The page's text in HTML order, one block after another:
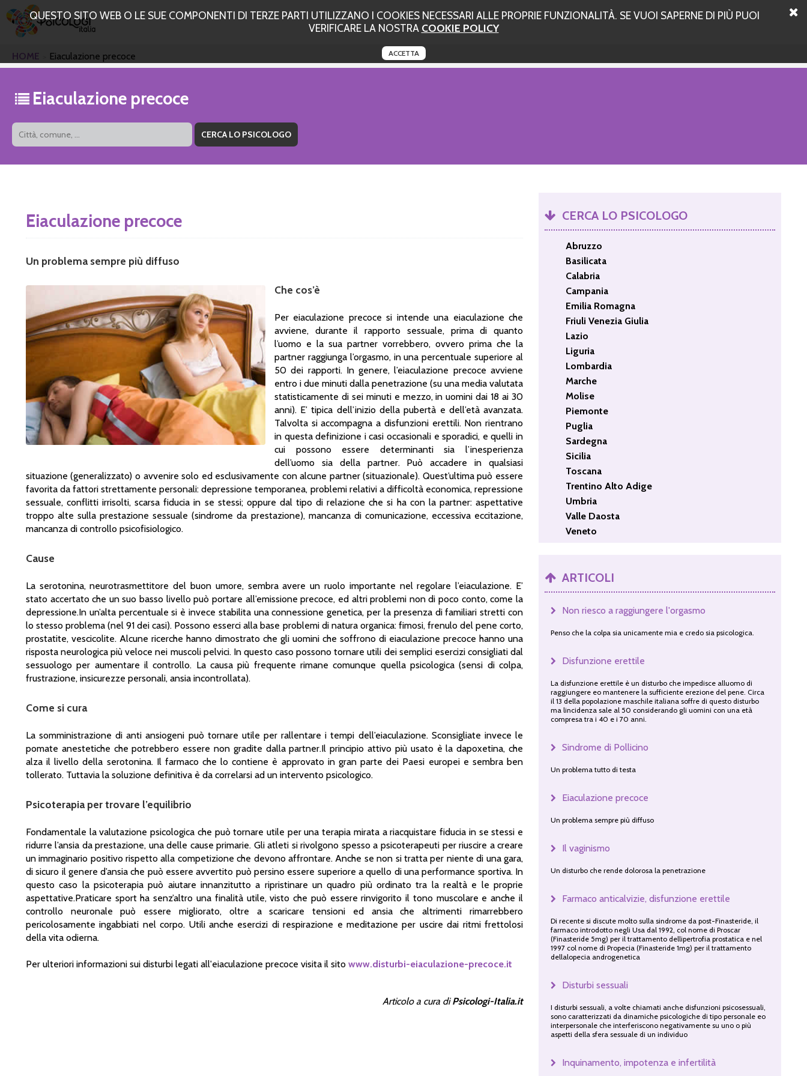
QUESTO SITO WEB O LE SUE COMPONENTI DI TERZE PARTI UTILIZZANO I COOKIES NECESSARI ALLE PROPRIE FUNZIONALITÀ. SE VUOI SAPERNE DI PIÙ PUOI
VERIFICARE LA NOSTRA COOKIE POLICY
ACCETTA
HOME Eiaculazione precoce
Eiaculazione precoce
Eiaculazione precoce
Un problema sempre più diffuso
Che cos’è
Per eiaculazione precoce si intende una eiaculazione che
avviene, durante il rapporto sessuale, prima di quanto
l’uomo e la sua partner vorrebbero, ovvero prima che la
partner raggiunga l’orgasmo, in una percentuale superiore al
50 dei rapporti. In genere, l’eiaculazione precoce avviene
entro i due minuti dalla penetrazione (su una media valutata
statisticamente di sei minuti e mezzo, in uomini dai 18 ai 30
anni). E’ tipica dell’inizio della pubertà e dell’età avanzata.
Talvolta si accompagna a disfunzioni erettili. Non rientrano
in questa definizione i casi occasionali e sporadici, e quelli in
cui possono essere determinanti sia l’inesperienza
dell’uomo sia della partner. Può accadere in qualsiasi
situazione (generalizzato) o avvenire solo ed esclusivamente con alcune partner (situazionale). Quest’ultima può essere
favorita da fattori strettamente personali: depressione temporanea, problemi relativi a difficoltà economica, repressione
sessuale, conflitti irrisolti, scarsa fiducia in se stessi; oppure dal tipo di relazione che si ha con la partner: aspettative
troppo alte sulla prestazione sessuale (sindrome da prestazione), mancanza di comunicazione, eccessiva eccitazione,
mancanza di controllo psicofisiologico.
Cause
La serotonina, neurotrasmettitore del buon umore, sembra avere un ruolo importante nel regolare l’eiaculazione. E’
stato accertato che un suo basso livello può portare all’emissione precoce, ed altri problemi non di poco conto, come la
depressione.In un’alta percentuale si è invece stabilita una connessione genetica, per la presenza di familiari stretti con
lo stesso problema (nel 91 dei casi). Possono esserci alla base problemi di natura organica: fimosi, frenulo del pene corto,
prostatite, vescicolite. Alcune ricerche hanno dimostrato che gli uomini che soffrono di eiaculazione precoce hanno una
risposta neurologica più veloce nei muscoli pelvici. In questo caso possono tornare utili dei semplici esercizi consigliati dal
sessuologo per aumentare il controllo. La causa più frequente rimane comunque quella psicologica (sensi di colpa,
frustrazione, insicurezze personali, ansia incontrollata).
Come si cura
La somministrazione di anti ansiogeni può tornare utile per rallentare i tempi dell’eiaculazione. Sconsigliate invece le
pomate anestetiche che potrebbero essere non gradite dalla partner.Il principio attivo più usato è la dapoxetina, che
alza il livello della serotonina. Il farmaco che lo contiene è approvato in gran parte dei Paesi europei e sembra ben
tollerato. Tuttavia la soluzione definitiva è da correlarsi ad un intervento psicologico.
Psicoterapia per trovare l’equilibrio
Fondamentale la valutazione psicologica che può tornare utile per una terapia mirata a riacquistare fiducia in se stessi e
ridurre l’ansia da prestazione, una delle cause primarie. Gli atleti si rivolgono spesso a psicoterapeuti per riuscire a creare
un immaginario positivo rispetto alla competizione che devono affrontare. Anche se non si tratta per niente di una gara,
di sicuro il genere d’ansia che può essere avvertito può persino essere superiore a quello di una performance sportiva. In
questo caso la psicoterapia può aiutare innanzitutto a ripristinare un quadro più ordinato tra la realtà e le proprie
aspettative.Praticare sport ha senz’altro una finalità utile, visto che può essere rinvigorito il tono muscolare e anche il
controllo neuronale può essere migliorato, oltre a scaricare tensioni ed ansia che altrimenti rimarrebbero
pericolosamente ingabbiati nel corpo. Utili anche esercizi di respirazione e meditazione per uscire dai ritmi frettolosi
della vita odierna.
Per ulteriori informazioni sui disturbi legati all'eiaculazione precoce visita il sito www.disturbi-eiaculazione-precoce.it
Articolo a cura diPsicologi-Italia.it
CERCA LO PSICOLOGO
Abruzzo
Basilicata
Calabria
Campania
Emilia Romagna
Friuli Venezia Giulia
Lazio
Liguria
Lombardia
Marche
Molise
Piemonte
Puglia
Sardegna
Sicilia
Toscana
Trentino Alto Adige
Umbria
Valle Daosta
Veneto
ARTICOLI
Non riesco a raggiungere l'orgasmo
Penso che la colpa sia unicamente mia e credo sia psicologica.
Disfunzione erettile
La disfunzione erettile è un disturbo che impedisce alluomo di
raggiungere eo mantenere la sufficiente erezione del pene. Circa
il 13 della popolazione maschile italiana soffre di questo disturbo
ma lincidenza sale al 50 considerando gli uomini con una età
compresa tra i 40 e i 70 anni.
Sindrome di Pollicino
Un problema tutto di testa
Eiaculazione precoce
Un problema sempre più diffuso
Il vaginismo
Un disturbo che rende dolorosa la penetrazione
Farmaco anticalvizie, disfunzione erettile
Di recente si discute molto sulla sindrome da post-Finasteride, il
farmaco introdotto negli Usa dal 1992, col nome di Proscar
(Finasteride 5mg) per il trattamento dellipertrofia prostatica e nel
1997 col nome di Propecia (Finasteride 1mg) per il trattamento
dellalopecia androgenetica
Disturbi sessuali
I disturbi sessuali, a volte chiamati anche disfunzioni psicosessuali,
sono caratterizzati da dinamiche psicologiche di tipo personale eo
interpersonale che interferiscono negativamente su uno o più
aspetti della sfera sessuale di un individuo
Inquinamento, impotenza e infertilità